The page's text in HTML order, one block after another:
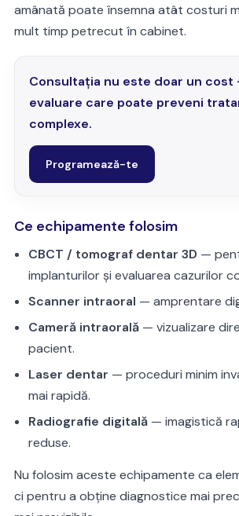
amânată poate însemna atât costuri
mult timp petrecut în cabinet.
Consultația nu este doar un cost
evaluare care poate preveni
complexe.
Programează-te
Ce echipamente folosim
CBCT / tomograf dentar 3D —
implanturilor și evaluarea cazurilor
Scanner intraoral — amprentare
Cameră intraorală— vizualizare
pacient.
Laser dentar — proceduri minim
mai rapidă.
Radiografie digitală— imagistică
reduse.
Nu folosim aceste echipamente ca
ci pentru a obține diagnostice mai